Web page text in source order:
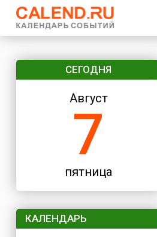
СЕГОДНЯ
Август
7
пятница
КАЛЕНДАРЬ